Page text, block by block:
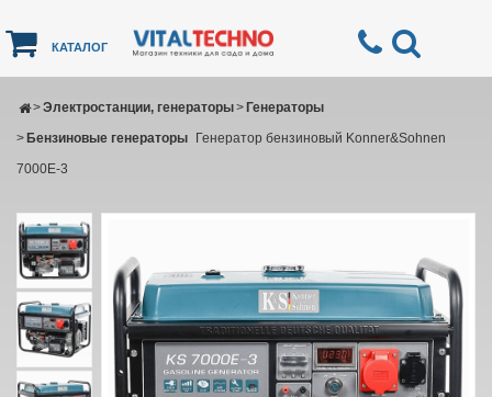
КАТАЛОГ
Электростанции, генераторы
> Генераторы
>
Бензиновые генераторы
>
Генератор бензиновый Konner&Sohnen
7000E-3